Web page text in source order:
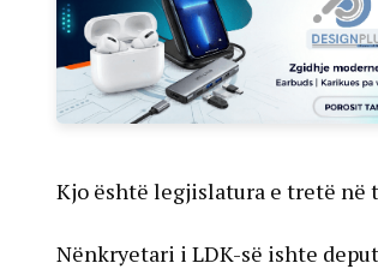
Kjo është legjislatura e tretë në
Nënkryetari i LDK-së ishte